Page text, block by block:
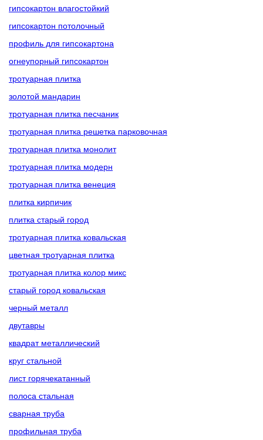
гипсокартон влагостойкий
гипсокартон потолочный
профиль для гипсокартона
огнеупорный гипсокартон
тротуарная плитка
золотой мандарин
тротуарная плитка песчаник
тротуарная плитка решетка парковочная
тротуарная плитка монолит
тротуарная плитка модерн
тротуарная плитка венеция
плитка кирпичик
плитка старый город
тротуарная плитка ковальская
цветная тротуарная плитка
тротуарная плитка колор микс
старый город ковальская
черный металл
двутавры
квадрат металлический
круг стальной
лист горячекатанный
полоса стальная
сварная труба
профильная труба